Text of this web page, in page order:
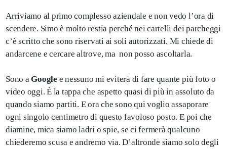
Arriviamo al primo complesso aziendale e non vedo l’ora di
scendere. Simo è molto restia perché nei cartelli dei parcheggi
c’è scritto che sono riservati ai soli autorizzati. Mi chiede di
andarcene e cercare altrove, ma non posso ascoltarla.
Sono aGoogle e nessuno mi eviterà di fare quante più foto o
video oggi. È la tappa che aspetto quasi di più in assoluto da
quando siamo partiti. E ora che sono qui voglio assaporare
ogni singolo centimetro di questo favoloso posto. E poi che
diamine, mica siamo ladri o spie, se ci fermerà qualcuno
chiederemo scusa e andremo via. D’altronde siamo solo degli